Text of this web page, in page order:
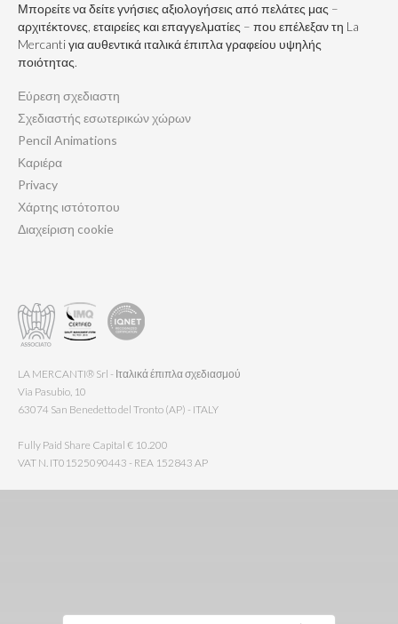
Μπορείτε να δείτε γνήσιες αξιολογήσεις από πελάτες μας –
αρχιτέκτονες, εταιρείες και επαγγελματίες – που επέλεξαν τη La
Mercanti για αυθεντικά ιταλικά έπιπλα γραφείου υψηλής
ποιότητας.
Εύρεση σχεδιαστη
Σχεδιαστής εσωτερικών χώρων
Pencil Animations
Καριέρα
Privacy
Χάρτης ιστότοπου
Διαχείριση cookie
LA MERCANTI® Srl - Ιταλικά έπιπλα σχεδιασμού
Via Pasubio, 10
63074 San Benedetto del Tronto (AP) - ITALY
Fully Paid Share Capital € 10.200
VAT N. IT01525090443 - REA 152843 AP